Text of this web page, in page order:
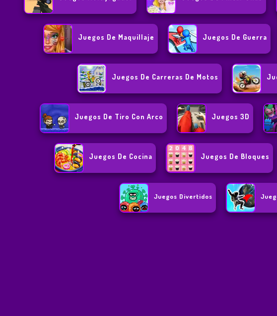
Juegos De Maquillaje Juegos De Guerra
Juegos De Carreras De Motos
Juegos De Tiro Con Arco Juegos 3D
Juegos De Cocina Juegos De Bloques
Juegos Divertidos